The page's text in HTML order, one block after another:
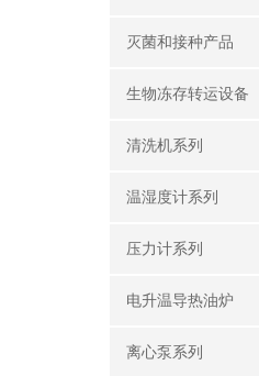
灭菌和接种产品
生物冻存转运设备
清洗机系列
温湿度计系列
压力计系列
电升温导热油炉
离心泵系列